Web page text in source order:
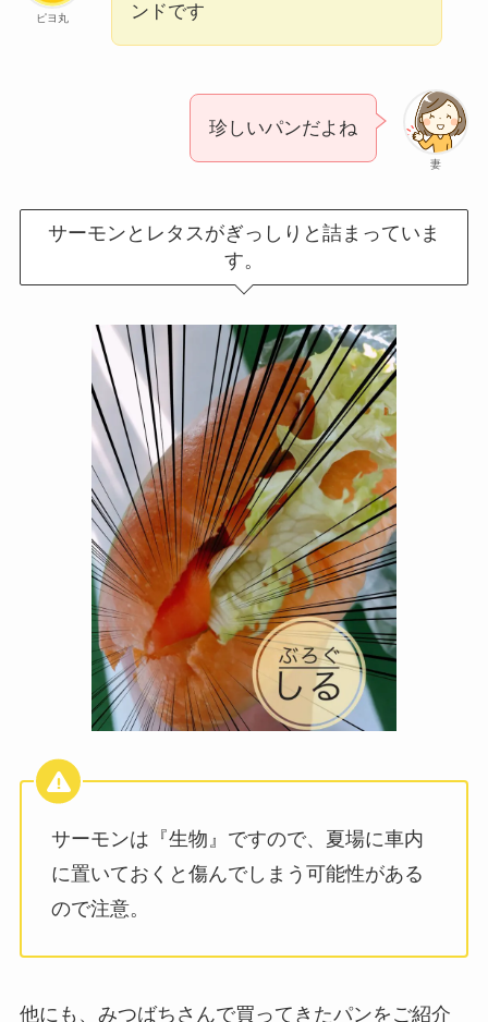
ピヨ丸
ンドです
妻
珍しいパンだよね
サーモンとレタスがぎっしりと詰まっていま
す。
サーモンは『生物』ですので、夏場に車内
に置いておくと傷んでしまう可能性がある
ので注意。
他にも、みつばちさんで買ってきたパンをご紹介